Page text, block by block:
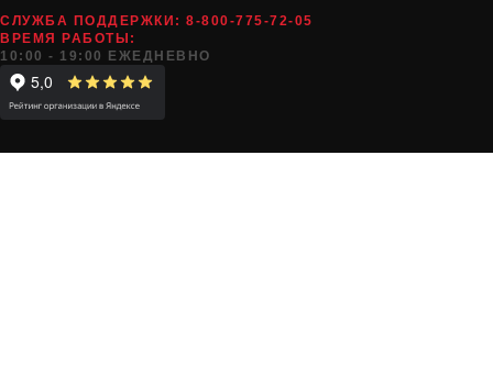
СЛУЖБА ПОДДЕРЖКИ: 8-800-775-72-05
ВРЕМЯ РАБОТЫ:
10:00 - 19:00 ЕЖЕДНЕВНО